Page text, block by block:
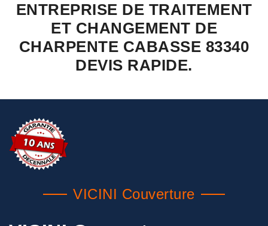
ENTREPRISE DE TRAITEMENT
ET CHANGEMENT DE
CHARPENTE CABASSE 83340
DEVIS RAPIDE.
VICINI Couverture